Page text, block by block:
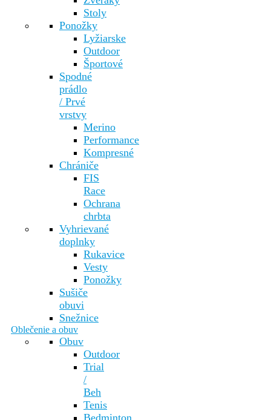
Stoly
Ponožky
Lyžiarske
Outdoor
Športové
Spodné
prádlo
/ Prvé
vrstvy
Merino
Performance
Kompresné
Chrániče
FIS
Race
Ochrana
chrbta
Vyhrievané
doplnky
Rukavice
Vesty
Ponožky
Sušiče
obuvi
Snežnice
Oblečenie a obuv
Obuv
Outdoor
Trial
/
Beh
Tenis
Bedminton